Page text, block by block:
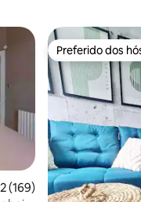
uma avaliação média
(169)
Preferido dos
Preferido dos